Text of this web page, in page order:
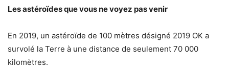
Les astéroïdes que vous ne voyez pas venir
En 2019, un astéroïde de 100 mètres désigné 2019 OK a
survolé la Terre à une distance de seulement 70 000
kilomètres.